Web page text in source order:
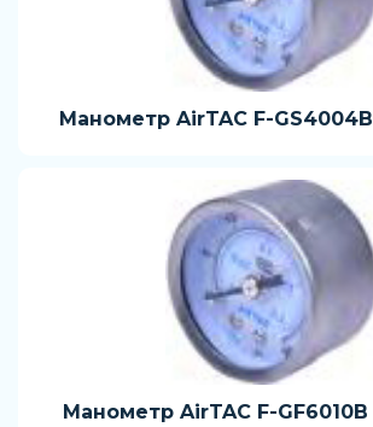
Манометр AirTAC F-GS4004B
Манометр AirTAC F-GF6010B